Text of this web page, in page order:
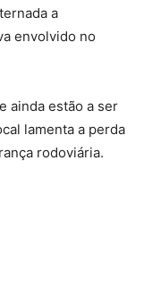
a
envolvido no
ainda estão a ser
lamenta a perda
rodoviária.